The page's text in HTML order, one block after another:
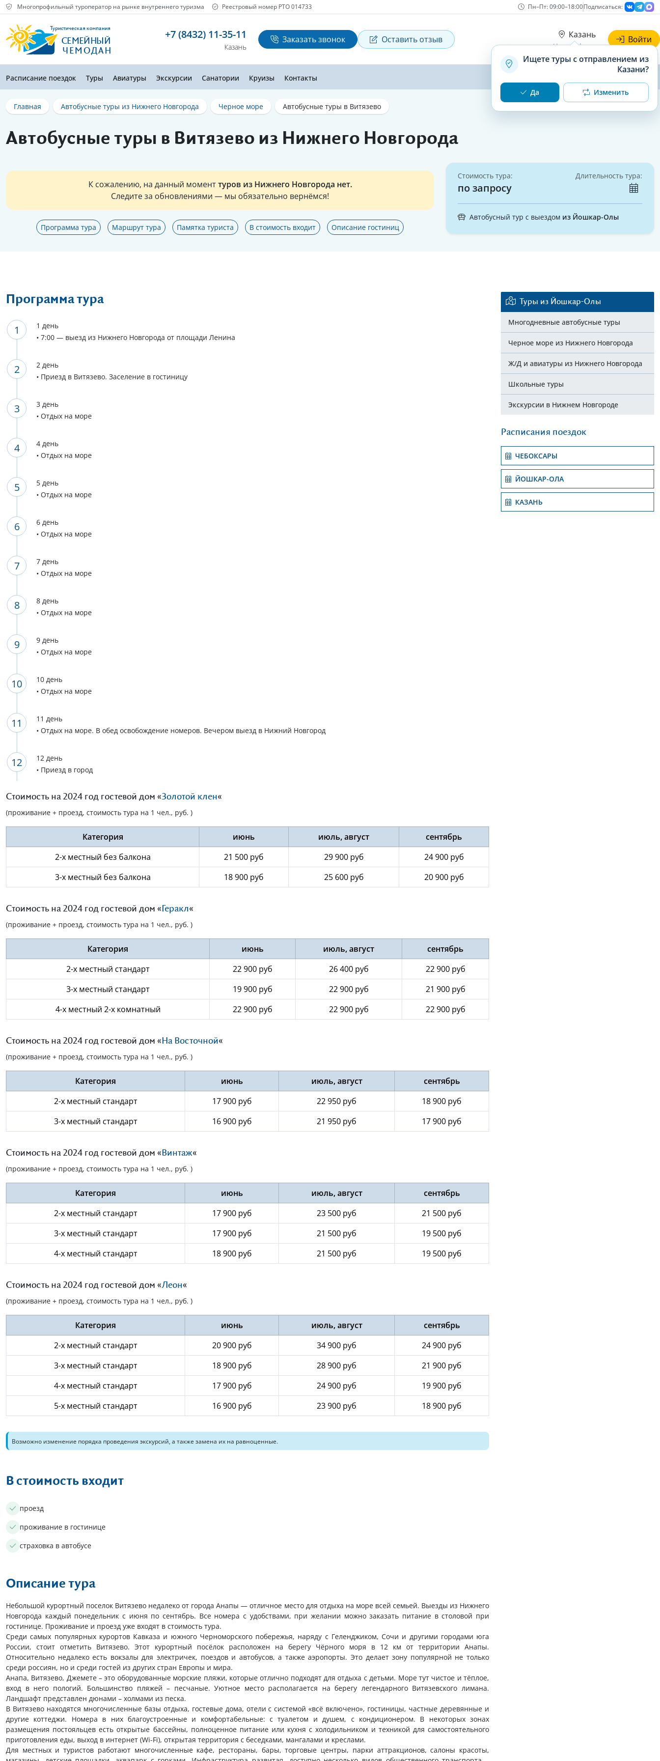
Многопрофильный туроператор на рынке внутреннего туризма Реестровый номер РТО 014733 Пн–Пт: 09:00–18:00Подписаться:
Туристическая компания
СЕМЕЙНЫЙ
ЧЕМОДАН
+7 (8432) 11-35-11
Казань
Заказать звонок Оставить отзыв Казань
Ищете туры с отправлением из
Казани?
Да Изменить
Наши офисы
Войти
Расписание поездок Туры Авиатуры Экскурсии Санатории Круизы Контакты
Главная Автобусные туры из Нижнего Новгорода Черное море Автобусные туры в Витязево
Автобусные туры в Витязево из Нижнего Новгорода
К сожалению, на данный моменттуров из Нижнего Новгорода нет.
Следите за обновлениями — мы обязательно вернёмся!
Программа тура Маршрут тура Памятка туриста В стоимость входит Описание гостиниц
Стоимость тура:
по запросу
Длительность тура:
Автобусный тур с выездом из Йошкар-Олы
Программа тура
1 день
• 7:00 — выезд из Нижнего Новгорода от площади Ленина
2 день
• Приезд в Витязево. Заселение в гостиницу
3 день
• Отдых на море
4 день
• Отдых на море
5 день
• Отдых на море
6 день
• Отдых на море
7 день
• Отдых на море
8 день
• Отдых на море
9 день
• Отдых на море
10 день
• Отдых на море
11 день
• Отдых на море. В обед освобождение номеров. Вечером выезд в Нижний Новгород
12 день
• Приезд в город
Стоимость на 2024 год гостевой дом «Золотой клен«
(проживание + проезд, стоимость тура на 1 чел., руб. )
Категория июнь июль, август
сентябрь
2-х местный без балкона
21 500 руб 29 900 руб
24 900 руб
3-х местный без балкона
18 900 руб 25 600 руб 20 900 руб
Стоимость на 2024 год гостевой дом «Геракл«
(проживание + проезд, стоимость тура на 1 чел., руб. )
Категория июнь июль, август
сентябрь
2-х местный стандарт
22 900 руб 26 400 руб
22 900 руб
3-х местный стандарт
19 900 руб 22 900 руб
21 900 руб
4-х местный 2-х комнатный
22 900 руб 22 900 руб 22 900 руб
Стоимость на 2024 год гостевой дом «На Восточной«
(проживание + проезд, стоимость тура на 1 чел., руб. )
Категория июнь июль, август
сентябрь
2-х местный стандарт
17 900 руб 22 950 руб
18 900 руб
3-х местный стандарт
16 900 руб 21 950 руб 17 900 руб
Стоимость на 2024 год гостевой дом «Винтаж«
(проживание + проезд, стоимость тура на 1 чел., руб. )
Категория июнь июль, август
сентябрь
2-х местный стандарт
17 900 руб 23 500 руб
21 500 руб
3-х местный стандарт
17 900 руб 21 500 руб
19 500 руб
4-х местный стандарт
18 900 руб 21 500 руб 19 500 руб
Стоимость на 2024 год гостевой дом «Леон«
(проживание + проезд, стоимость тура на 1 чел., руб. )
Категория июнь июль, август
сентябрь
2-х местный стандарт
20 900 руб 34 900 руб
24 900 руб
3-х местный стандарт
18 900 руб 28 900 руб
21 900 руб
4-х местный стандарт
17 900 руб 24 900 руб
19 900 руб
5-х местный стандарт
16 900 руб 23 900 руб 18 900 руб
Возможно изменение порядка проведения экскурсий, а также замена их на равноценные.
В стоимость входит
проезд
проживание в гостинице
страховка в автобусе
Описание тура
Небольшой курортный поселок Витязево недалеко от города Анапы — отличное место для отдыха на море всей семьей. Выезды из Нижнего
Новгорода каждый понедельник с июня по сентябрь. Все номера с удобствами, при желании можно заказать питание в столовой при
гостинице. Проживание и проезд уже входят в стоимость тура.
Среди самых популярных курортов Кавказа и южного Черноморского побережья, наряду с Геленджиком, Сочи и другими городами юга
России, стоит отметить Витязево. Этот курортный посёлок расположен на берегу Чёрного моря в 12 км от территории Анапы.
Относительно недалеко есть вокзалы для электричек, поездов и автобусов, а также аэропорты. Это делает зону популярной не только
среди россиян, но и среди гостей из других стран Европы и мира.
Анапа, Витязево, Джемете – это оборудованные морские пляжи, которые отлично подходят для отдыха с детьми. Море тут чистое и тёплое,
вход в него пологий. Большинство пляжей – песчаные. Уютное место располагается на берегу легендарного Витязевского лимана.
Ландшафт представлен дюнами – холмами из песка.
В Витязево находятся многочисленные базы отдыха, гостевые дома, отели с системой «всё включено», гостиницы, частные деревянные и
другие коттеджи. Номера в них благоустроенные и комфортабельные: с туалетом и душем, с кондиционером. В некоторых зонах
размещения постояльцев есть открытые бассейны, полноценное питание или кухня с холодильником и техникой для самостоятельного
приготовления еды, выход в интернет (Wi-Fi), открытая территория с беседками, мангалами и креслами.
Для местных и туристов работают многочисленные кафе, рестораны, бары, торговые центры, парки аттракционов, салоны красоты,
Туры из Йошкар-Олы
Многодневные автобусные туры
Черное море из Нижнего Новгорода
Ж/Д и авиатуры из Нижнего Новгорода
Школьные туры
Экскурсии в Нижнем Новгороде
Расписания поездок
ЧЕБОКСАРЫ
ЙОШКАР-ОЛА
КАЗАНЬ